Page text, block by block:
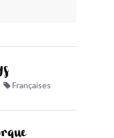
?
Françaises